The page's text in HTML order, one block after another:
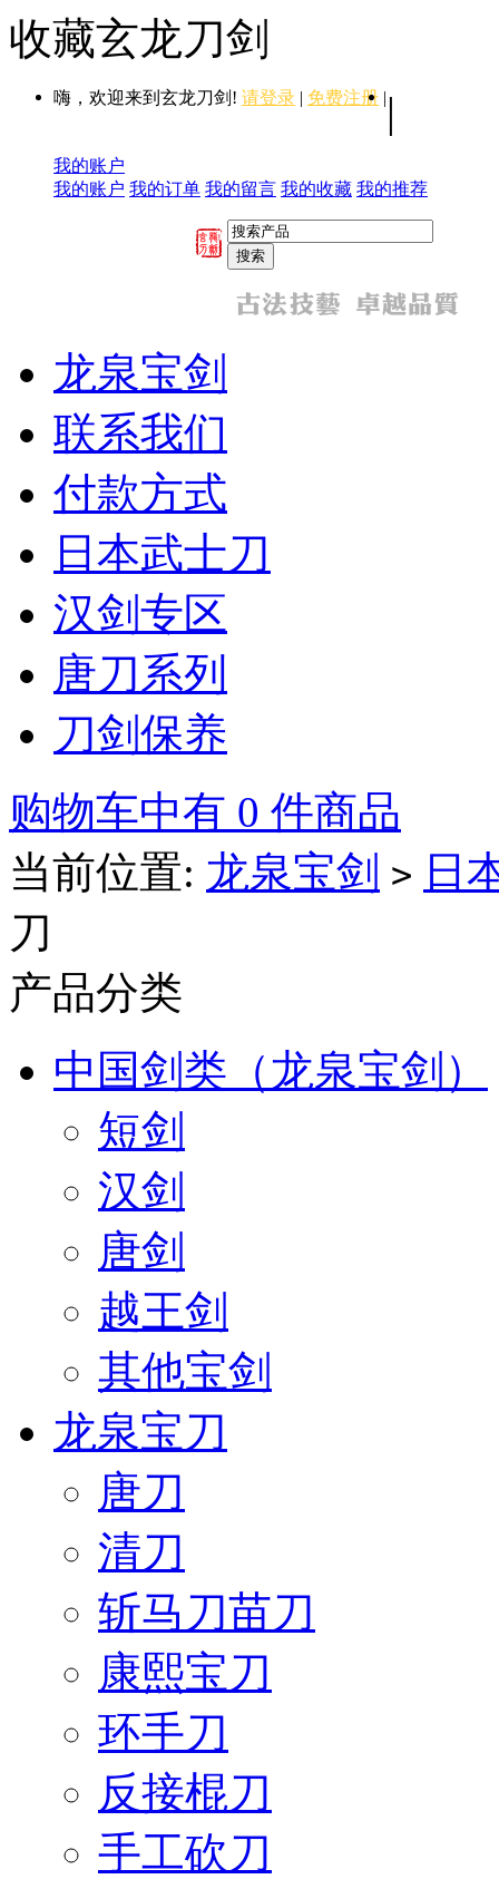
收藏玄龙刀剑
嗨，欢迎来到玄龙刀剑! 请登录 | 免费注册 | |
我的账户
我的账户 我的订单 我的留言 我的收藏 我的推荐
龙泉宝剑
联系我们
付款方式
日本武士刀
汉剑专区
唐刀系列
刀剑保养
购物车中有 0 件商品
当前位置: 龙泉宝剑 > 日
刀
产品分类
中国剑类（龙泉宝剑）
短剑
汉剑
唐剑
越王剑
其他宝剑
龙泉宝刀
唐刀
清刀
斩马刀苗刀
康熙宝刀
环手刀
反接棍刀
手工砍刀